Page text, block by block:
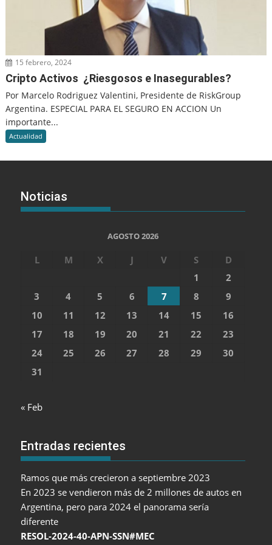
15 febrero, 2024
Cripto Activos ¿Riesgosos e Inasegurables?
Por Marcelo Rodriguez Valentini, Presidente de RiskGroup
Argentina. ESPECIAL PARA EL SEGURO EN ACCION Un
importante...
Actualidad
Noticias
AGOSTO 2026
L M X J V S
D
1
2
3
4 5 6 7 8
9
10
11 12 13 14 15
16
17
18 19 20 21 22
23
24
25 26 27 28 29
30
31
« Feb
Entradas recientes
Ramos que más crecieron a septiembre 2023
En 2023 se vendieron más de 2 millones de autos en
Argentina, pero para 2024 el panorama sería
diferente
RESOL-2024-40-APN-SSN#MEC